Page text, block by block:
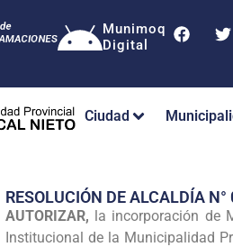
Munimoq
Digital
Ciudad
RESOLUCIÓN DE ALCALDÍA
AUTORIZAR, la incorporación de
Institucional de la Municipalidad